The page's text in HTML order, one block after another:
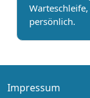
persönlich.
Impressum